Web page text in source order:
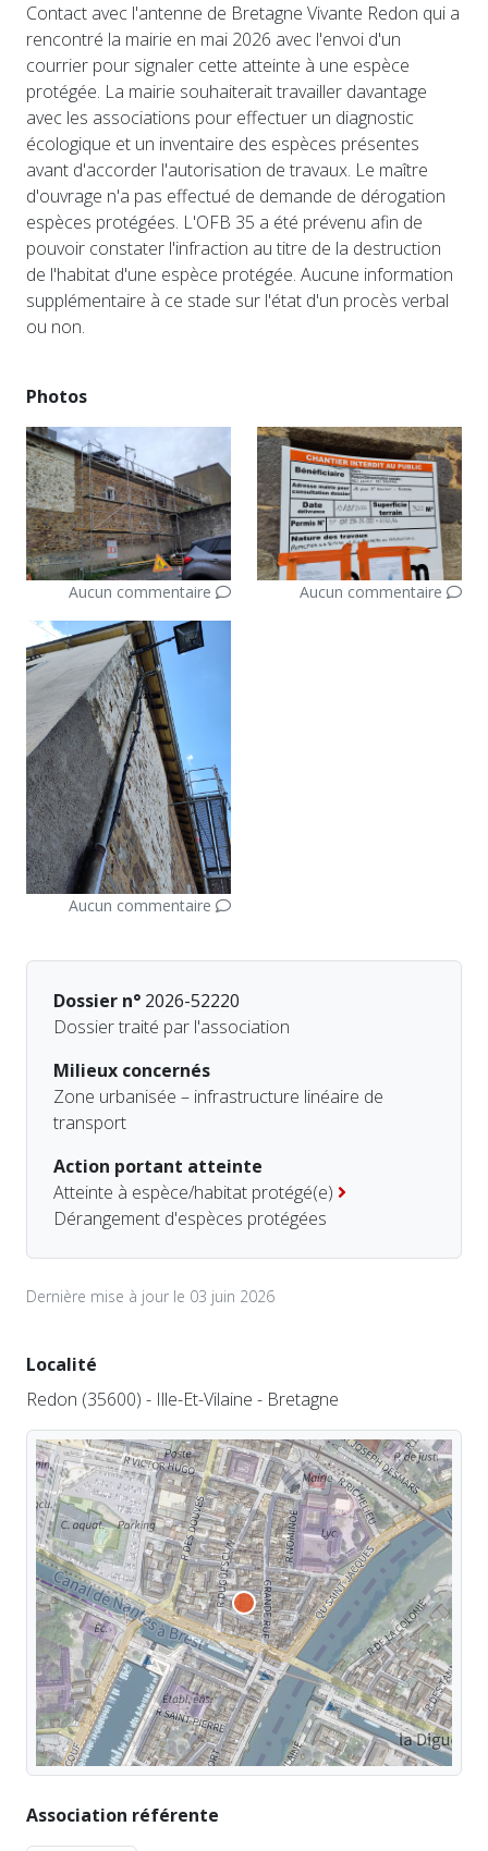
Contact avec l'antenne de Bretagne Vivante Redon qui a
rencontré la mairie en mai 2026 avec l'envoi d'un
courrier pour signaler cette atteinte à une espèce
protégée. La mairie souhaiterait travailler davantage
avec les associations pour effectuer un diagnostic
écologique et un inventaire des espèces présentes
avant d'accorder l'autorisation de travaux. Le maître
d'ouvrage n'a pas effectué de demande de dérogation
espèces protégées. L'OFB 35 a été prévenu afin de
pouvoir constater l'infraction au titre de la destruction
de l'habitat d'une espèce protégée. Aucune information
supplémentaire à ce stade sur l'état d'un procès verbal
ou non.
Photos
Aucun commentaire Aucun commentaire
Aucun commentaire
Dossier n° 2026-52220
Dossier traité par l'association
Milieux concernés
Zone urbanisée – infrastructure linéaire de
transport
Action portant atteinte
Atteinte à espèce/habitat protégé(e)
Dérangement d'espèces protégées
Dernière mise à jour le 03 juin 2026
Localité
Redon (35600) - Ille-Et-Vilaine - Bretagne
Association référente